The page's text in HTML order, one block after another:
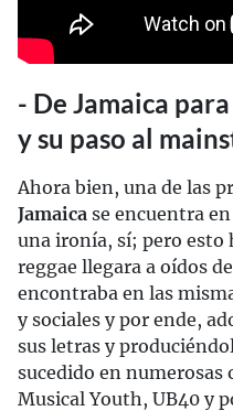
- De Jamaica
y su paso al
Ahora bien, una de las
Jamaica se encuentra
una ironía, sí; pero esto
reggae llegara a oídos
encontraba en las
y sociales y por ende,
sus letras y
sucedido en numerosas
Musical Youth, UB40 y